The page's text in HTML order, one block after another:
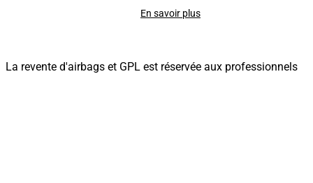
En savoir plus
La revente d'airbags et GPL est réservée aux professionnels